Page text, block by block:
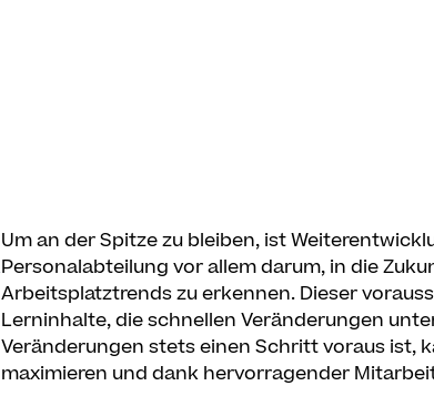
Um an der Spitze zu bleiben, ist
Personalabteilung vor allem darum, in die
Arbeitsplatztrends zu erkennen. Dieser
Lerninhalte, die schnellen Veränderungen
Veränderungen stets einen Schritt voraus ist,
maximieren und dank hervorragender